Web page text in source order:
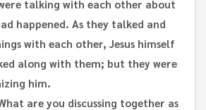
talking with each other about
happened. As they talked and
with each other, Jesus himself
along with them; but they were
him.
are you discussing together as